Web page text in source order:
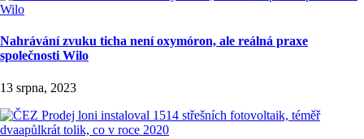
Nahrávání zvuku ticha není oxymóron, ale reálná praxe
společnosti Wilo
13 srpna, 2023